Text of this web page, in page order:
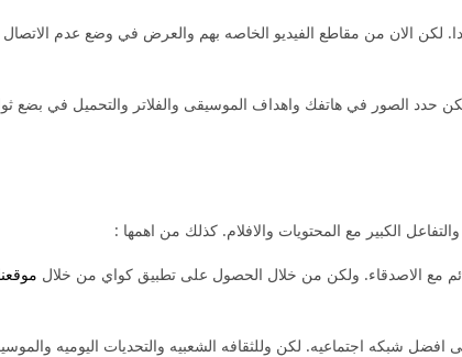
لكن الان من مقاطع الفيديو الخاصه بهم والعرض في وضع عدم
حدد الصور في هاتفك واهداف الموسيقى والفلاتر والتحميل في
الكبير مع المحتويات والافلام. كذلك من اهمها :
مع الاصدقاء. ولكن من خلال الحصول على تطبيق كواي من خلال
شبكه اجتماعيه. لكن وللثقافه الشعبيه والتحديات اليوميه